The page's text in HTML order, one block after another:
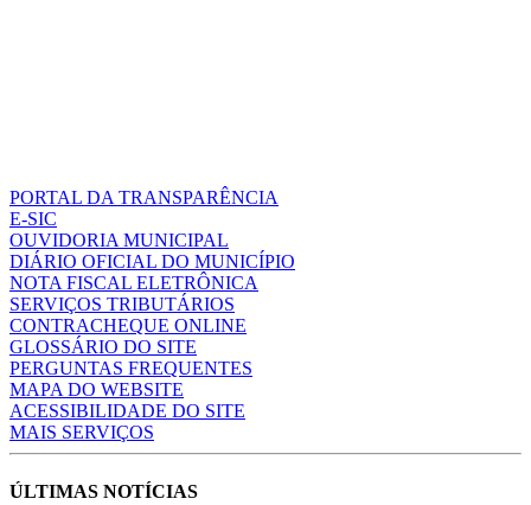
PORTAL DA TRANSPARÊNCIA
E-SIC
OUVIDORIA MUNICIPAL
DIÁRIO OFICIAL DO MUNICÍPIO
NOTA FISCAL ELETRÔNICA
SERVIÇOS TRIBUTÁRIOS
CONTRACHEQUE ONLINE
GLOSSÁRIO DO SITE
PERGUNTAS FREQUENTES
MAPA DO WEBSITE
ACESSIBILIDADE DO SITE
MAIS SERVIÇOS
ÚLTIMAS NOTÍCIAS